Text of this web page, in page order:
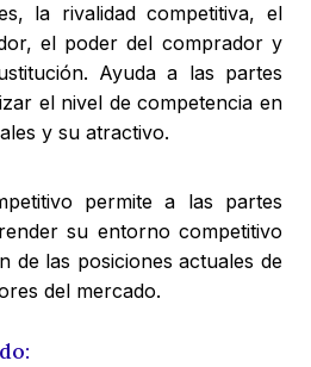
la rivalidad competitiva, el
el poder del comprador y
Ayuda a las partes
el nivel de competencia en
y su atractivo.
permite a las partes
su entorno competitivo
de las posiciones actuales de
del mercado.